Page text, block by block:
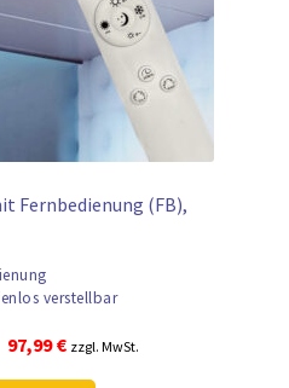
Fernbedienung (FB),
verstellbar
Ursprünglicher
97,99€Aktueller
Preis
zzgl. MwSt.